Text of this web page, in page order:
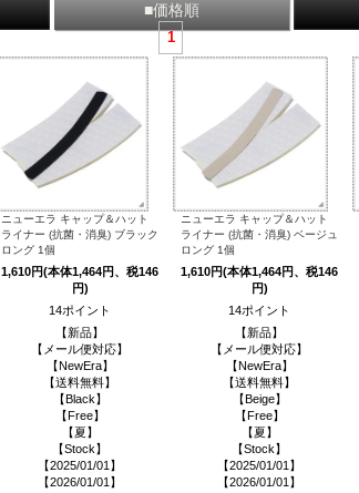
■価格順
1
ニューエラ キャップ＆ハット
ライナー (抗菌・消臭) ブラック
ロング 1個
1,610円(本体1,464円、税146
円)
14ポイント
【新品】
【メール便対応】
【NewEra】
【送料無料】
【Black】
【Free】
【夏】
【Stock】
【2025/01/01】
【2026/01/01】
ニューエラ キャップ＆ハット
ライナー (抗菌・消臭) ベージュ
ロング 1個
1,610円(本体1,464円、税146
円)
14ポイント
【新品】
【メール便対応】
【NewEra】
【送料無料】
【Beige】
【Free】
【夏】
【Stock】
【2025/01/01】
【2026/01/01】